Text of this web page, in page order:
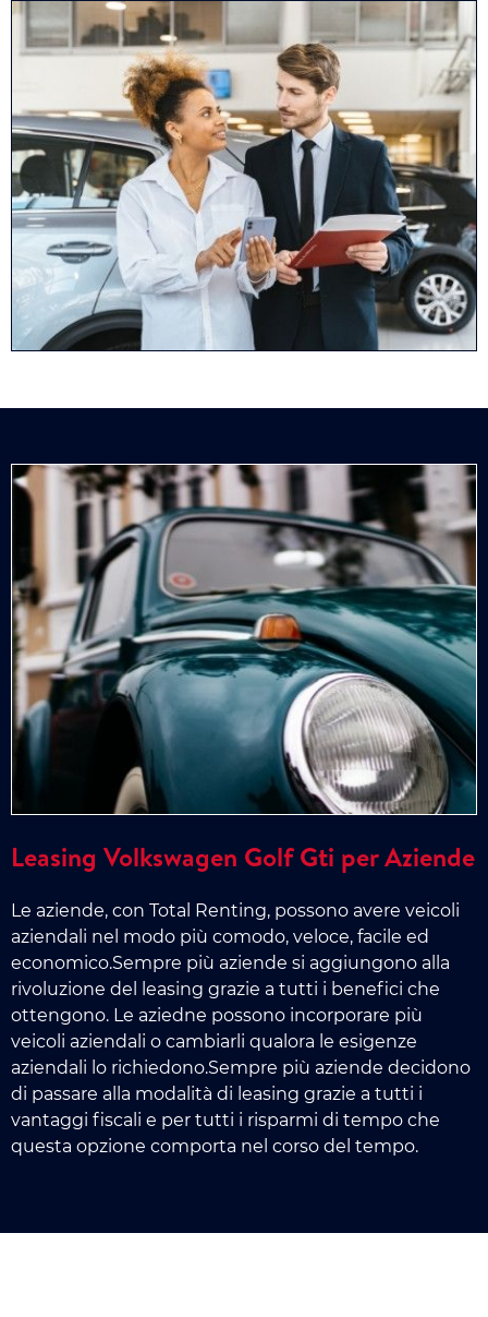
Leasing Volkswagen Golf Gti per Aziende
Le aziende, con Total Renting, possono avere veicoli
aziendali nel modo più comodo, veloce, facile ed
economico.Sempre più aziende si aggiungono alla
rivoluzione del leasing grazie a tutti i benefici che
ottengono. Le aziedne possono incorporare più
veicoli aziendali o cambiarli qualora le esigenze
aziendali lo richiedono.Sempre più aziende decidono
di passare alla modalità di leasing grazie a tutti i
vantaggi fiscali e per tutti i risparmi di tempo che
questa opzione comporta nel corso del tempo.